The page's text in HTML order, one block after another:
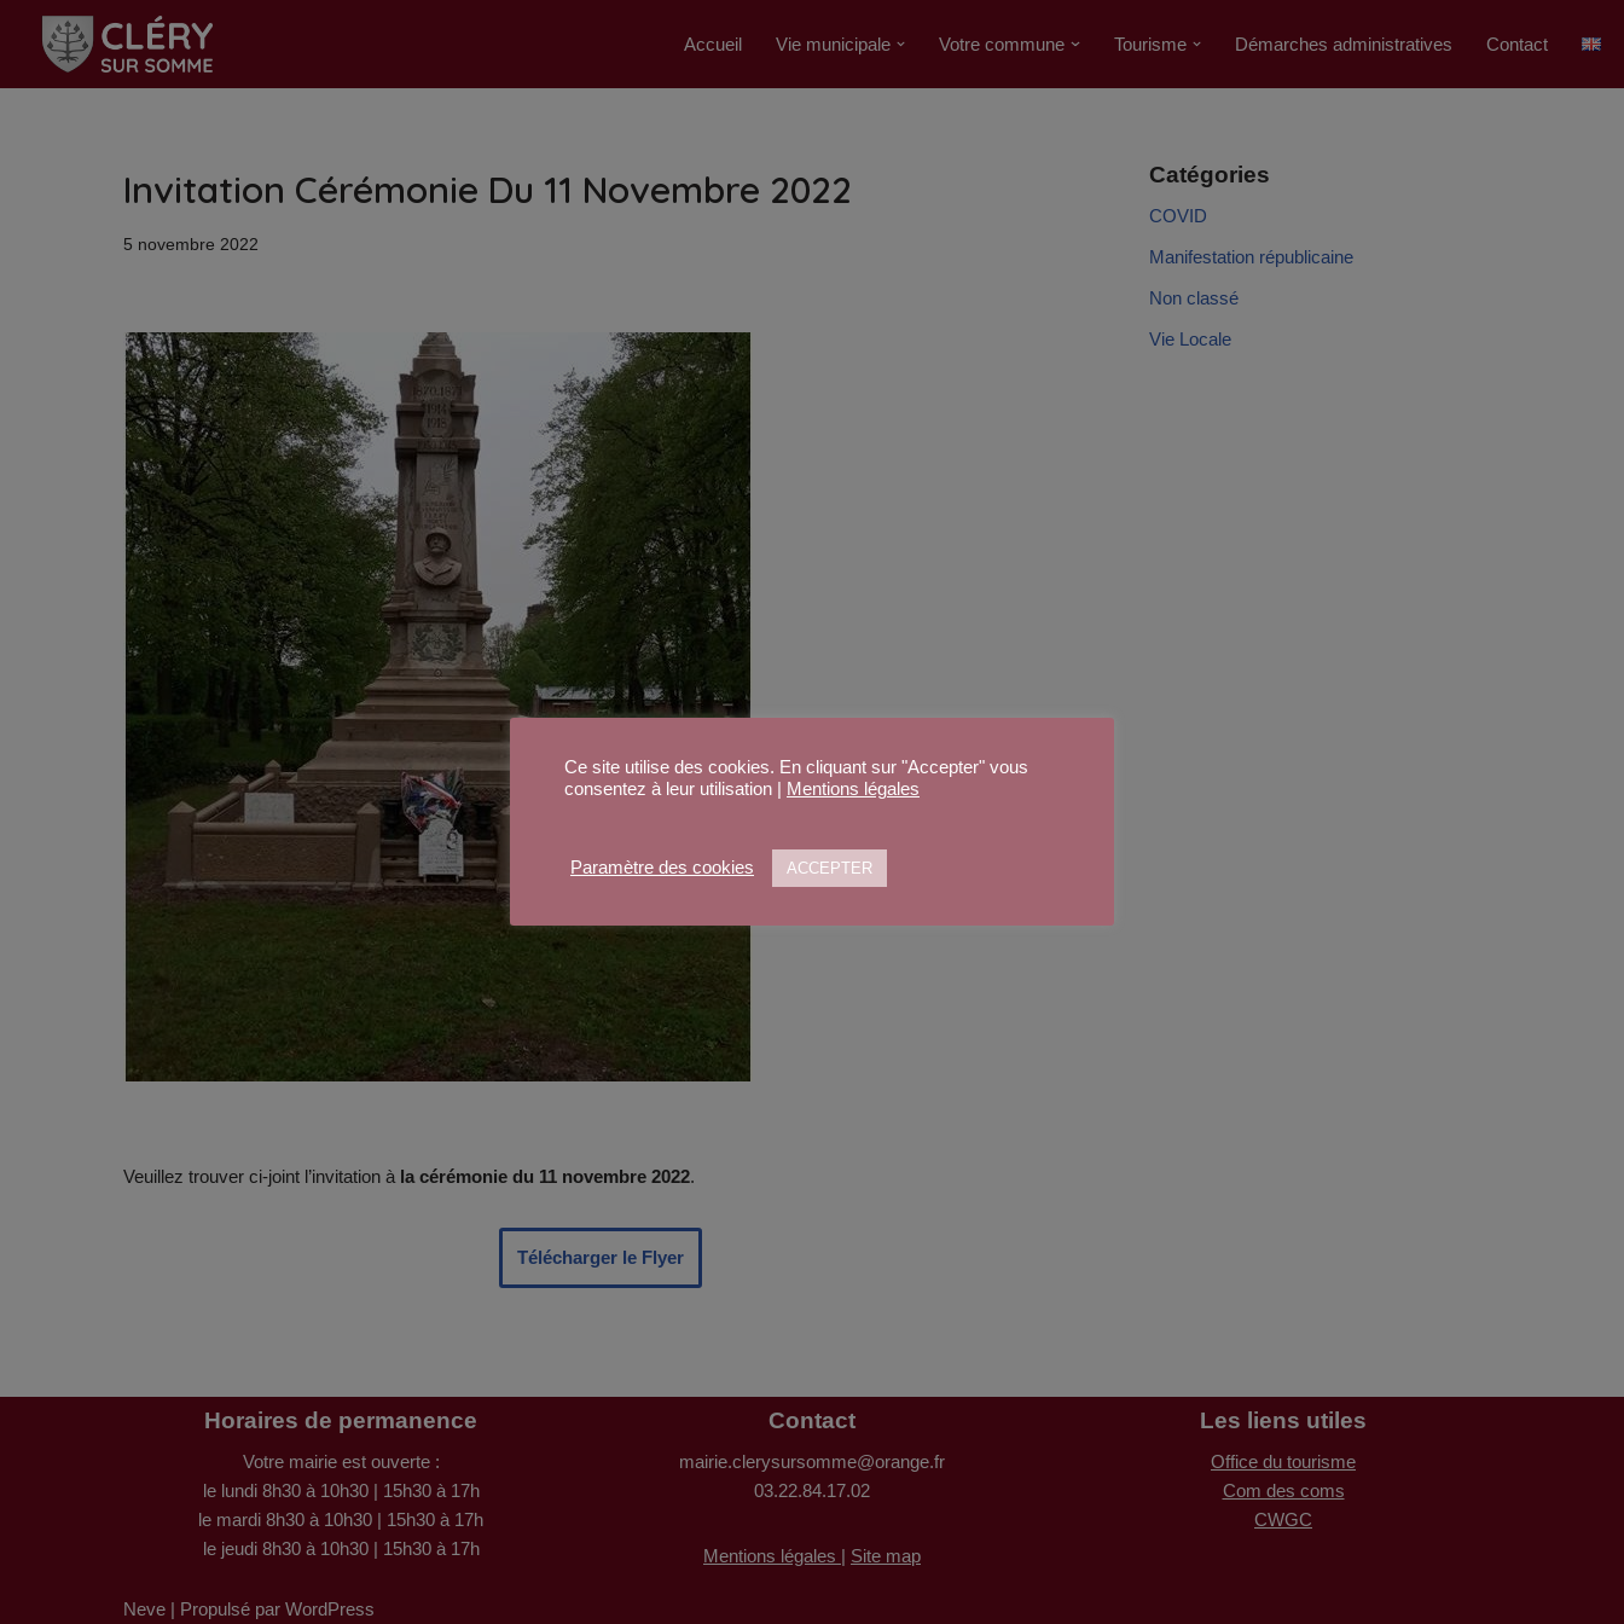
Aller
au
Accueil Vie municipale Votre commune Tourisme Démarches administratives Contact
Invitation Cérémonie Du 11 Novembre 2022
5 novembre 2022
Veuillez trouver ci-joint l’invitation à la cérémonie du 11 novembre 2022.
Télécharger le Flyer
Catégories
COVID
Manifestation républicaine
Non classé
Vie Locale
Horaires de permanence
Votre mairie est ouverte :
le lundi 8h30 à 10h30 | 15h30 à 17h
le mardi 8h30 à 10h30 | 15h30 à 17h
le jeudi 8h30 à 10h30 | 15h30 à 17h
Contact
mairie.clerysursomme@orange.fr
03.22.84.17.02
Mentions légales | Site map
Les liens utiles
Office du tourisme
Com des coms
CWGC
Neve | Propulsé par WordPress
Ce site utilise des cookies. En cliquant sur "Accepter" vous
consentez à leur utilisation |
Mentions légales
Paramètre des cookies ACCEPTER